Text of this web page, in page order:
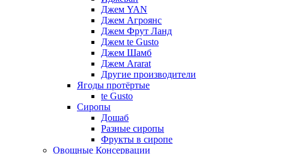
Джем YAN
Джем Агроянс
Джем Фрут Ланд
Джем te Gusto
Джем Шамб
Джем Ararat
Другие производители
Ягоды протёртые
te Gusto
Сиропы
Дошаб
Разные сиропы
Фрукты в сиропе
Овощные Консервации